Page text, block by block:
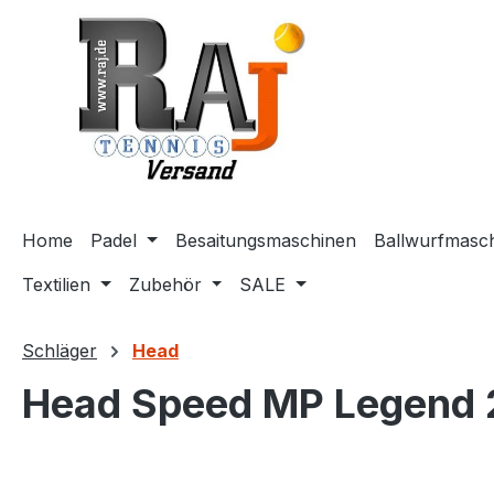
Hauptinhalt springen
Zur Suche springen
Zur Hauptnavigation springen
Home Padel Besaitungsmaschinen
Textilien
Zubehör SALE
Schläger Head
Head Speed MP Legend